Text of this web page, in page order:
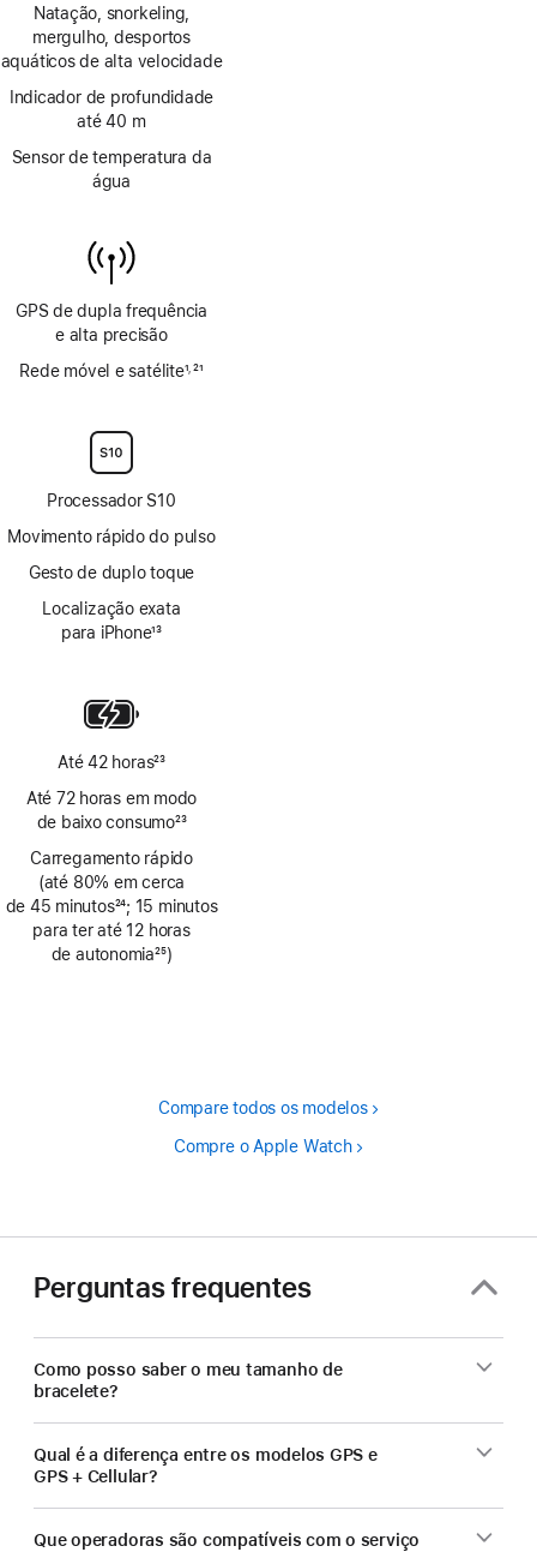
rodapé
Natação, snorkeling,
mergulho, desportos
aquáticos de alta velocidade
Indicador de profundidade
até 40 m
Sensor de temperatura da
água
GPS de dupla frequência
e alta precisão
Rede móvel e satélite1 ,21
Processador S10
Movimento rápido do pulso
Gesto de duplo toque
Localização exata
para iPhone
rodapé
13
Até 42 horas
de
rodapé
23
Até 72 horas em modo
de baixo consumo
de
rodapé
23
Carregamento rápido
(até 80% em cerca
de 45 minutos
Nota
24; 15 minutos
para ter até 12 horas
de autonomia25)
Compare todos os modelos
Compre o Apple Watch
Perguntas frequentes
Como posso saber o meu tamanho de
bracelete?
Qual é a diferença entre os modelos GPS e
GPS + Cellular?
Que operadoras são compatíveis com o serviço